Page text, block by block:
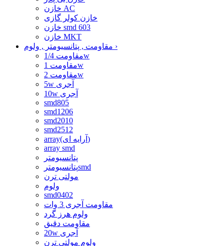
خازن AC
خازن کولر گازی
خازن smd 603
خازن MKT
›
مقاومت 1/4w
مقاومت 1w
مقاومت 2w
5w آجری
10w آجری
smd805
smd1206
smd2010
smd2512
array(آرایه ای)
array smd
پتانسیومتر
پتانسیومترsmd
مولتی ترن
ولوم
smd0402
مقاومت آجری 3 وات
ولوم هرز گرد
مقاومت دقیق
20w آجری
ولوم مولتی ترن